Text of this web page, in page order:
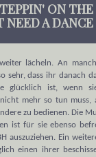
du
Art
ON
NEED A
lächeln. An
sehr, dass ihr danach
glücklich ist, wenn
mehr so tun muss,
zu bedienen. Die
ist für sie ebenso
auszuziehen. Ein
einen ihrer